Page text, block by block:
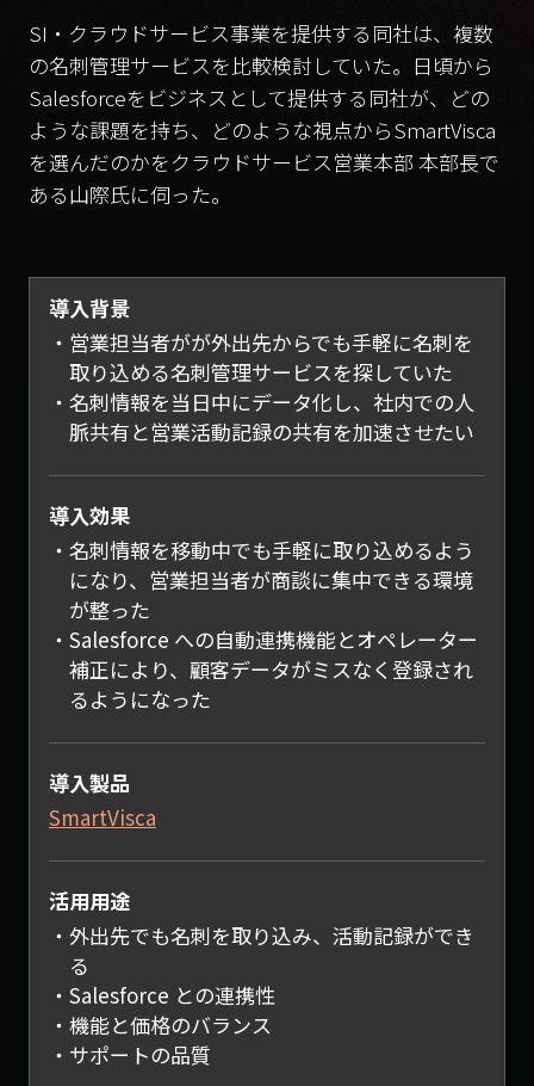
SI・クラウドサービス事業を提供する同社は、複数
の名刺管理サービスを比較検討していた。日頃から
Salesforceをビジネスとして提供する同社が、どの
ような課題を持ち、どのような視点からSmartVisca
を選んだのかをクラウドサービス営業本部 本部長で
ある山際氏に伺った。
導入背景
営業担当者がが外出先からでも手軽に名刺を
取り込める名刺管理サービスを探していた
名刺情報を当日中にデータ化し、社内での人
脈共有と営業活動記録の共有を加速させたい
導入効果
名刺情報を移動中でも手軽に取り込めるよう
になり、営業担当者が商談に集中できる環境
が整った
Salesforce への自動連携機能とオペレーター
補正により、顧客データがミスなく登録され
るようになった
導入製品
SmartVisca
活用用途
外出先でも名刺を取り込み、活動記録ができ
る
Salesforce との連携性
機能と価格のバランス
サポートの品質